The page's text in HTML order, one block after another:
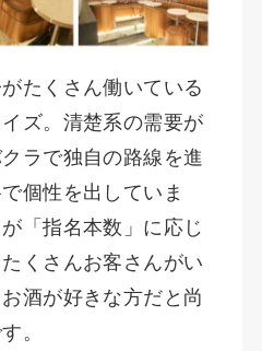
たくさん働いている
ズ。清楚系の需要が
ラで独自の路線を進
個性を出していま
「指名本数」に応じ
くさんお客さんがい
酒が好きな方だと尚
。